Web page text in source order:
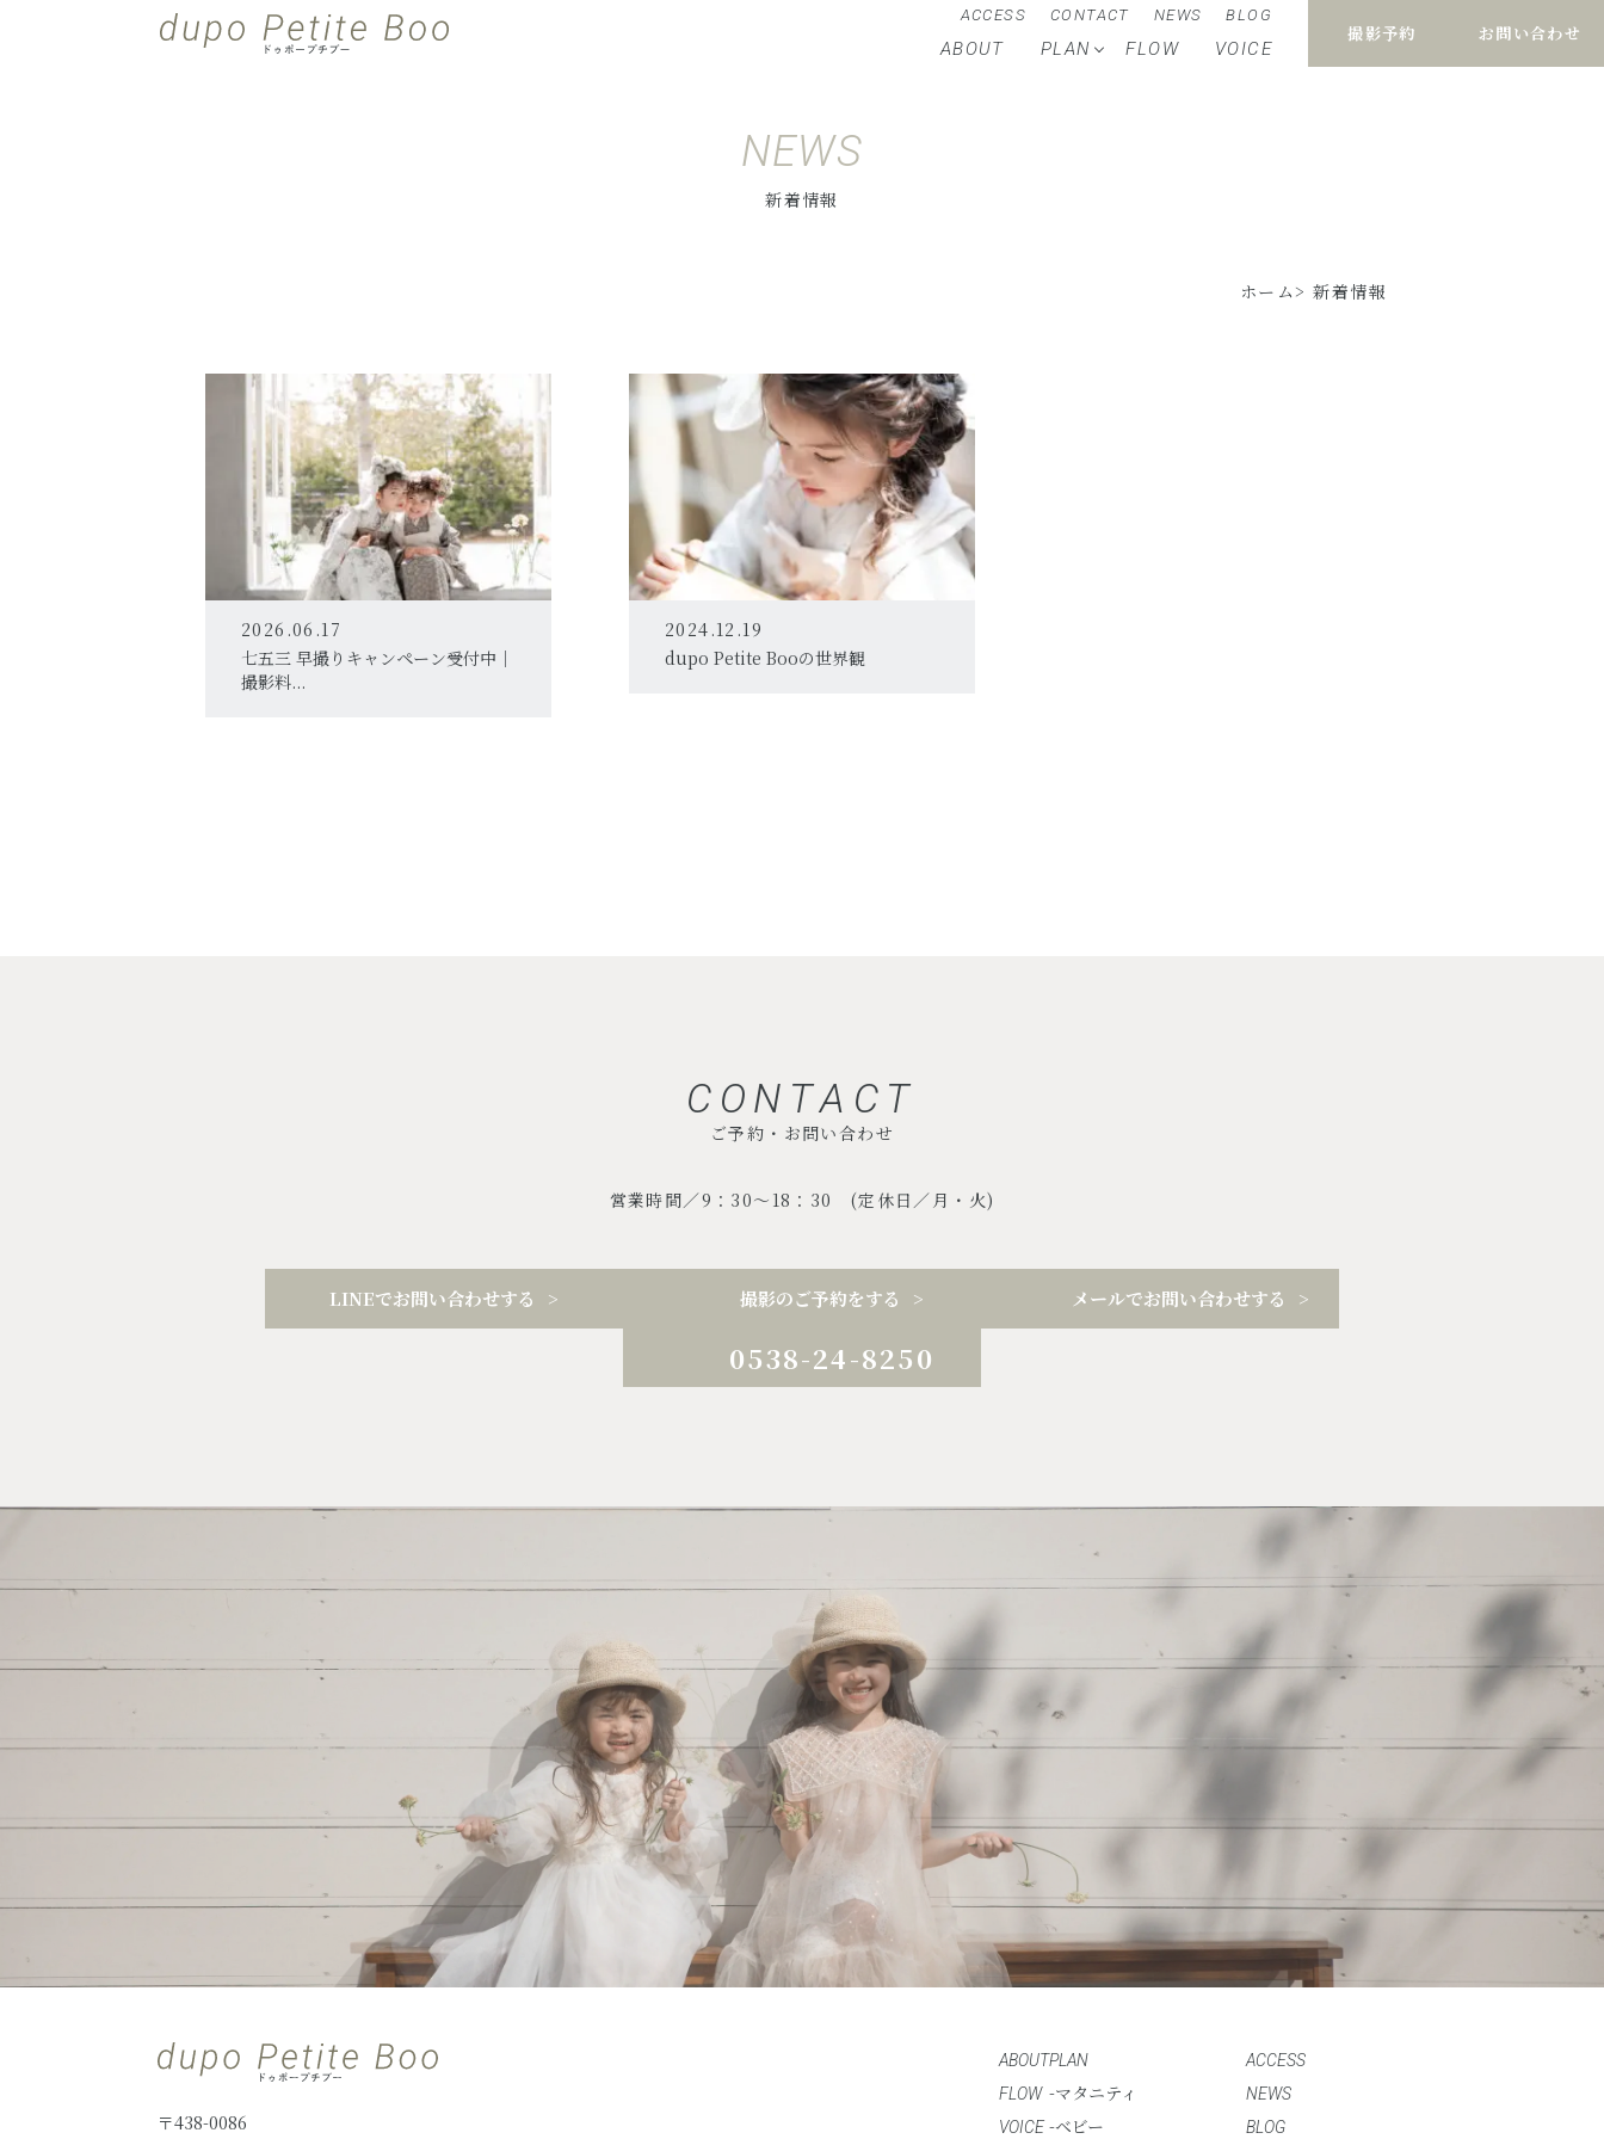
ACCESS CONTACT NEWS BLOG
ABOUT PLAN FLOW VOICE
撮影予約 お問い合わせ
NEWS
新着情報
ホーム 新着情報
2026.06.17
七五三 早撮りキャンペーン受付中｜
撮影料...
2024.12.19
dupo Petite Booの世界観
CONTACT
ご予約・お問い合わせ
営業時間／9：30～18：30 (定休日／月・火)
LINEでお問い合わせする 撮影のご予約をする メールでお問い合わせする
0538-24-8250
〒438-0086
ABOUT
FLOW
VOICE
PLAN
マタニティ
ベビー
ACCESS
NEWS
BLOG